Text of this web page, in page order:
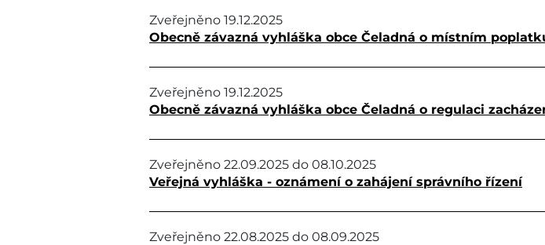
Zveřejněno 19.12.2025
Obecně závazná vyhláška obce Čeladná o místním
Zveřejněno 19.12.2025
Obecně závazná vyhláška obce Čeladná o regulaci
Zveřejněno 22.09.2025 do 08.10.2025
Veřejná vyhláška - oznámení o zahájení správního řízení
Zveřejněno 22.08.2025 do 08.09.2025